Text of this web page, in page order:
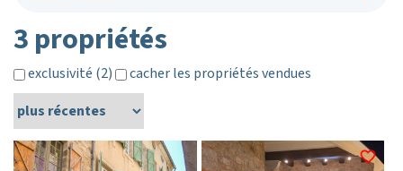
3 propriétés
exclusivité (2) cacher les propriétés vendues